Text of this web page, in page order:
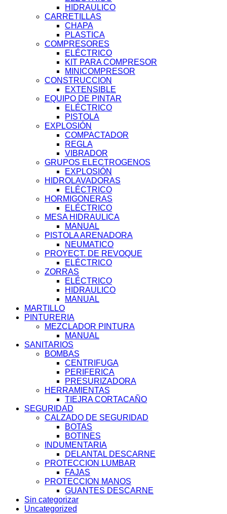
HIDRAULICO
CARRETILLAS
CHAPA
PLASTICA
COMPRESORES
ELÉCTRICO
KIT PARA COMPRESOR
MINICOMPRESOR
CONSTRUCCION
EXTENSIBLE
EQUIPO DE PINTAR
ELÉCTRICO
PISTOLA
EXPLOSIÓN
COMPACTADOR
REGLA
VIBRADOR
GRUPOS ELECTROGENOS
EXPLOSIÓN
HIDROLAVADORAS
ELÉCTRICO
HORMIGONERAS
ELÉCTRICO
MESA HIDRAULICA
MANUAL
PISTOLA ARENADORA
NEUMATICO
PROYECT. DE REVOQUE
ELÉCTRICO
ZORRAS
ELÉCTRICO
HIDRAULICO
MANUAL
MARTILLO
PINTURERIA
MEZCLADOR PINTURA
MANUAL
SANITARIOS
BOMBAS
CENTRIFUGA
PERIFERICA
PRESURIZADORA
HERRAMIENTAS
TIEJRA CORTACAÑO
SEGURIDAD
CALZADO DE SEGURIDAD
BOTAS
BOTINES
INDUMENTARIA
DELANTAL DESCARNE
PROTECCION LUMBAR
FAJAS
PROTECCION MANOS
GUANTES DESCARNE
Sin categorizar
Uncategorized